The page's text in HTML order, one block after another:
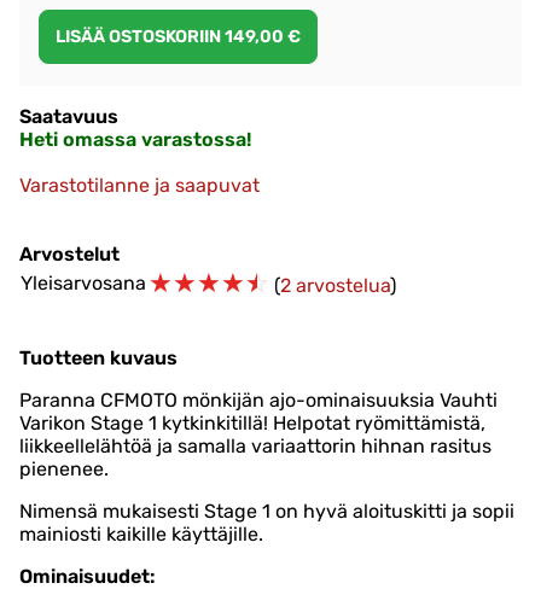
Saatavuus
Heti omassa varastossa!
Varastotilanne ja saapuvat
Arvostelut
Yleisarvosana ☆☆☆☆☆ (2 arvostelua)
Tuotteen kuvaus
Paranna CFMOTO mönkijän ajo-ominaisuuksia Vauhti
Varikon Stage 1 kytkinkitillä! Helpotat ryömittämistä,
liikkeellelähtöä ja samalla variaattorin hihnan rasitus
pienenee.
Nimensä mukaisesti Stage 1 on hyvä aloituskitti ja sopii
mainiosti kaikille käyttäjille.
Ominaisuudet: